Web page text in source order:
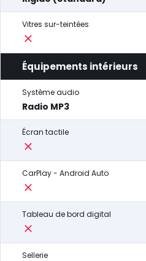
Vitres sur-teintées
Équipements intérieurs
Système audio
Radio MP3
Écran tactile
CarPlay - Android Auto
Tableau de bord digital
Sellerie